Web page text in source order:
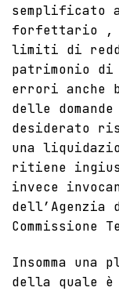
semplificato
forfettario ,
limiti di
patrimonio
errori anche
delle
desiderato
una
ritiene
invece
Commissione
Insomma una
della quale